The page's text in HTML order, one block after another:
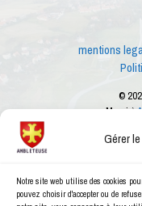
Gérer
Notre site web utilise des cookies
pouvez choisir d'accepter ou de
mentions
©
Merci à
Ce site internet est créé
conseiller